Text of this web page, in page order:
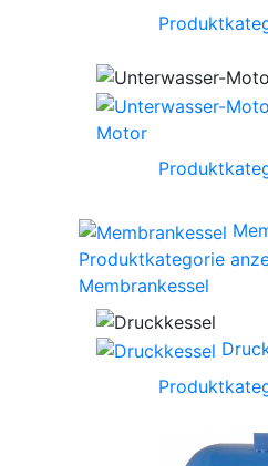
Motor
Produktkategorie
Membrankessel